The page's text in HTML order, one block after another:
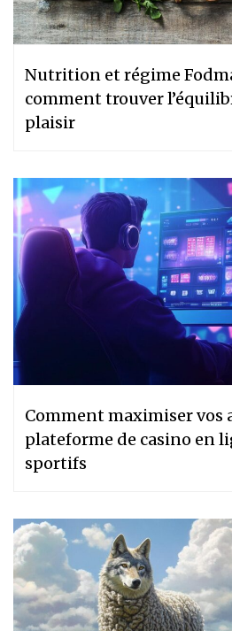
Nutrition et régime
comment trouver
plaisir
Comment maximiser vos
plateforme de casino en
sportifs